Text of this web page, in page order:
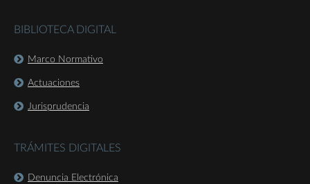
BIBLIOTECA DIGITAL
Marco Normativo
Actuaciones
Jurisprudencia
TRÁMITES DIGITALES
Denuncia Electrónica